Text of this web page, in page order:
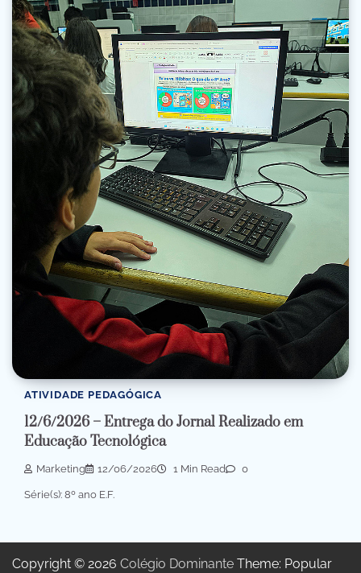
ATIVIDADE PEDAGÓGICA
12/6/2026 – Entrega do Jornal Realizado em
Educação Tecnológica
Marketing 12/06/2026 1 Min Read 0
Série(s): 8º ano E.F.
Copyright © 2026 Colégio Dominante Theme: Popular